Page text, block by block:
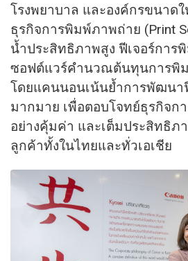
โรงพยาบาล และองค์กรขนาด
ธุรกิจการพิมพ์ภาพถ่าย (Print
น้ำประสิทธิภาพสูง ฟีเจอร์การ
ซอฟต์แวร์คำนวณต้นทุนการพิ
โดยแคนนอนเน้นย้ำการพัฒนา
มากมาย เพื่อตอบโจทย์ธุรกิจก
อย่างคุ้มค่า และเต็มประสิทธิภ
ลูกค้าทั้งในไทยและทั่วเอเชีย